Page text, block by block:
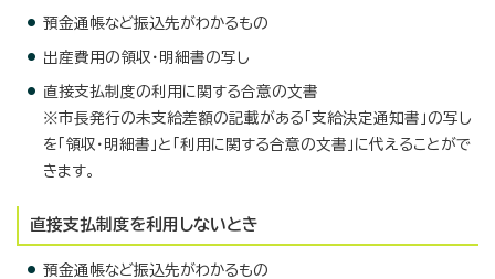
預金通帳など振込先がわかるもの
出産費用の領収・明細書の写し
直接支払制度の利用に関する合意の文書
※市長発行の未支給差額の記載がある「支給決定通知書」の写し
を「領収・明細書」と「利用に関する合意の文書」に代えることがで
きます。
直接支払制度を利用しないとき
預金通帳など振込先がわかるもの